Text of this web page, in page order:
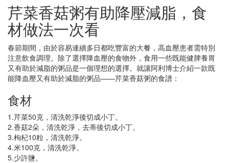
芹菜香菇粥有助降壓減脂，食
材做法一次看
春節期間，由於容易連續多日都吃豐富的大餐，高血壓患者需特別
注意飲食調理。除了選擇降血壓的食物外，食用一些既能健脾養胃
又有助於減脂的粥品是一個理想的選擇。就讓阿利博士介紹一款既
能降血壓又有助於減脂的粥品——芹菜香菇粥的食譜：
食材
1.芹菜50克，清洗乾淨後切成小丁。
2.香菇2朵，清洗乾淨，去蒂後切成小丁。
3.枸杞10粒，清洗乾淨。
4.米100克，清洗乾淨。
5.少許鹽。